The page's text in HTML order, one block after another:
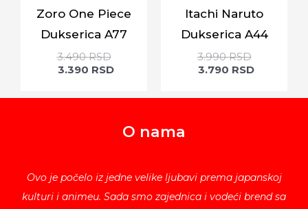
Zoro One Piece
Dukserica A77
3.490RSD
3.390 RSD
Itachi Naruto
Dukserica A44
3.990RSD
3.790 RSD
O nama
Ovo je počelo iz jedne velike ljubavi prema japanskoj
kulturi i animeu. Sada smo zajednica i vodeći brend sa